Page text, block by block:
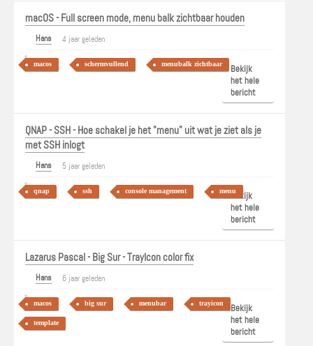
macOS - Full screen mode, menu balk zichtbaar houden
Hans 4 jaar geleden
macos schermvullend menubalk zichtbaar
Bekijk
het hele
bericht
QNAP - SSH - Hoe schakel je het "menu" uit wat je ziet als je
met SSH inlogt
Hans 5 jaar geleden
qnap ssh console management menuBekijk
het hele
bericht
Lazarus Pascal - Big Sur - TrayIcon color fix
Hans 6 jaar geleden
macos big sur menubar trayicon
template
Bekijk
het hele
bericht